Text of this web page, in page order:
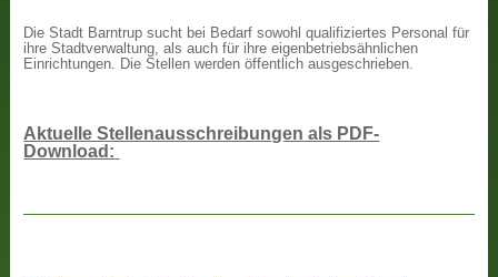
Die Stadt Barntrup sucht bei Bedarf sowohl qualifiziertes Personal für
ihre Stadtverwaltung, als auch für ihre eigenbetriebsähnlichen
Einrichtungen. Die Stellen werden öffentlich ausgeschrieben.
Aktuelle Stellenausschreibungen als PDF-
Download: